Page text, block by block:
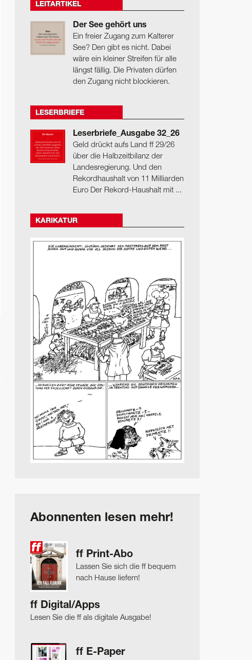
LEITARTIKEL
Der See gehört uns
Ein freier Zugang zum Kalterer
See? Den gibt es nicht. Dabei
wäre ein kleiner Streifen für alle
längst fällig. Die Privaten dürfen
den Zugang nicht blockieren.
LESERBRIEFE
Leserbriefe_Ausgabe 32_26
Geld drückt aufs Land ff 29/26
über die Halbzeitbilanz der
Landesregierung. Und den
Rekordhaushalt von 11 Milliarden
Euro Der Rekord-Haushalt mit ...
KARIKATUR
Abonnenten lesen mehr!
ff Print-Abo
Lassen Sie sich die ff bequem
nach Hause liefern!
ff Digital/Apps
Lesen Sie die ff als digitale Ausgabe!
ff E-Paper